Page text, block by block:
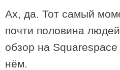
Ах, да. Тот самый
почти половина
обзор на
нём.